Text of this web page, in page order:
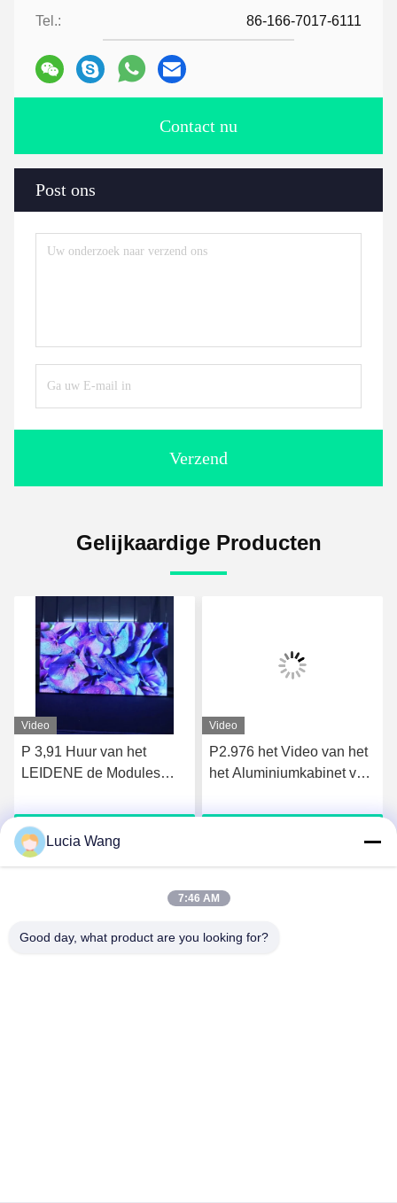
Tel.: 86-166-7017-6111
Contact nu
Post ons
Verzend
Gelijkaardige Producten
Video
P 3,91 Huur van het
LEIDENE de Modules
Vertoningsscherm
Krijg Beste Prijs
Video
P2.976 het Video van het
het Aluminiumkabinet van
Gegoten Binnen Geleide
Lucia Wang
7:46 AM
Good day, what product are you looking for?